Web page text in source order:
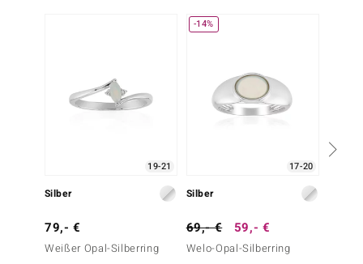
BY DE MELO
19-21
Silber
79,- €
Weißer Opal-Silberring
-14%
17-20
Silber
69,- € 59,- €
Welo-Opal-Silberring